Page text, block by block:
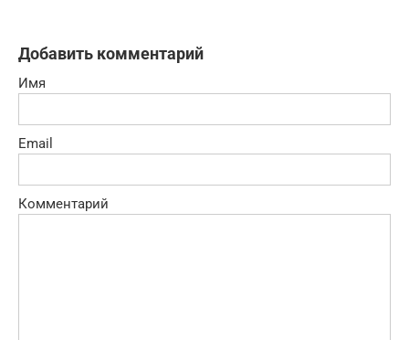
Добавить комментарий
Имя
Email
Комментарий